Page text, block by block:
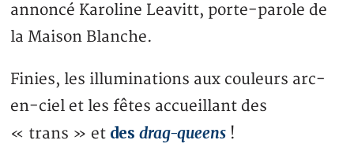
annoncé Karoline Leavitt, porte-parole de
la Maison Blanche.
Finies, les illuminations aux couleurs arc-
en-ciel et les fêtes accueillant des
« trans » et desdrag-queens !